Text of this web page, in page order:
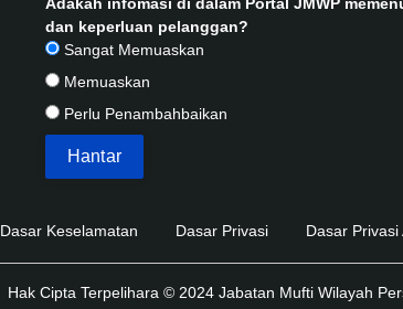
Adakah infomasi di dalam Portal JMWP
dan keperluan pelanggan?
Sangat Memuaskan
Memuaskan
Perlu Penambahbaikan
Dasar Keselamatan Dasar Privasi Dasar Privasi
Hak Cipta Terpelihara © 2024 Jabatan Mufti Wilayah